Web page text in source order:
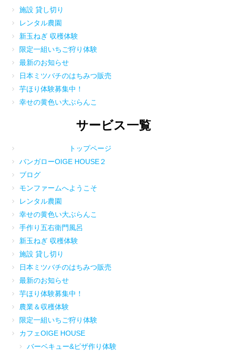
施設 貸し切り
レンタル農園
新玉ねぎ 収穫体験
限定一組いちご狩り体験
最新のお知らせ
日本ミツバチのはちみつ販売
芋ほり体験募集中！
幸せの黄色い大ぶらんこ
サービス一覧
トップページ
バンガローOIGE HOUSE２
ブログ
モンファームへようこそ
レンタル農園
幸せの黄色い大ぶらんこ
手作り五右衛門風呂
新玉ねぎ 収穫体験
施設 貸し切り
日本ミツバチのはちみつ販売
最新のお知らせ
芋ほり体験募集中！
農業＆収穫体験
限定一組いちご狩り体験
カフェOIGE HOUSE
バーベキュー&ピザ作り体験